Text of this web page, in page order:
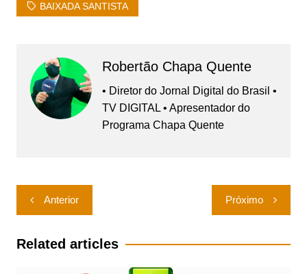
BAIXADA SANTISTA
Robertão Chapa Quente
• Diretor do Jornal Digital do Brasil •
TV DIGITAL • Apresentador do
Programa Chapa Quente
Navegação
de
Post
Anterior Próximo
Related articles